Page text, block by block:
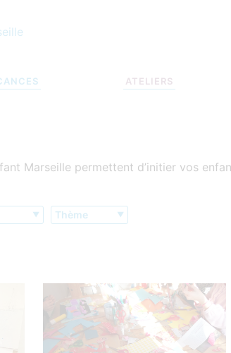
ATELIERS
Marseille permettent d’initier vos
Thème